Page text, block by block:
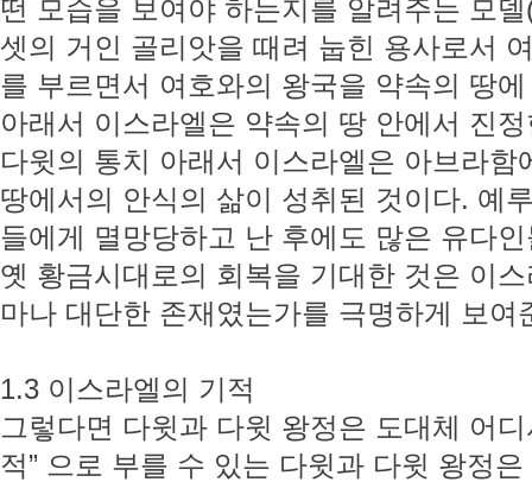
떤 모습을 보여야 하는지를 알려주는 모
셋의 거인 골리앗을 때려 눕힌 용사로서
를 부르면서 여호와의 왕국을 약속의 땅
아래서 이스라엘은 약속의 땅 안에서 진
다윗의 통치 아래서 이스라엘은 아브라
땅에서의 안식의 삶이 성취된 것이다. 예
들에게 멸망당하고 난 후에도 많은 유다
옛 황금시대로의 회복을 기대한 것은 이
마나 대단한 존재였는가를 극명하게 보여
1.3 이스라엘의 기적
그렇다면 다윗과 다윗 왕정은 도대체 어
적” 으로 부를 수 있는 다윗과 다윗 왕정